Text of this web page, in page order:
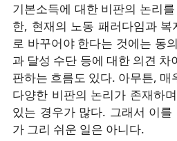
기본소득에 대한 비판의 논리
한, 현재의 노동 패러다임과
로 바꾸어야 한다는 것에는 동
과 달성 수단 등에 대한 의견 차
판하는 흐름도 있다. 아무튼, 매
다양한 비판의 논리가 존재하
있는 경우가 많다. 그래서 이를
가 그리 쉬운 일은 아니다.